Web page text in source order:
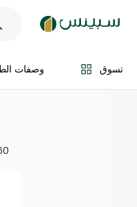
تسوق وصفات
اضف الى السلة